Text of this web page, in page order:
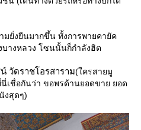
มยั่งยืนมากขึ้น ทั้งการพายคายัค
างหลวง โซนนั้นก็กำลังฮิต
วัดราชโอรสาราม(ใครสายมู
เชื่อกันว่า ขอพรด้านยอดขาย ยอด
งสุดๆ)